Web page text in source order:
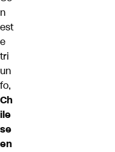
n
est
e
tri
un
fo,
Ch
ile
se
en